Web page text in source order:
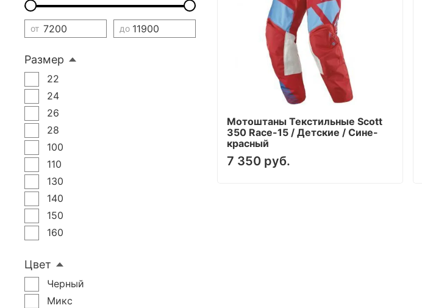
Мотоштаны Текстильные Scott
350 Race-15 / Детские / Сине-
красный
7 350 руб.
от до
Размер
22
24
26
28
100
110
130
140
150
160
Цвет
Черный
Микс